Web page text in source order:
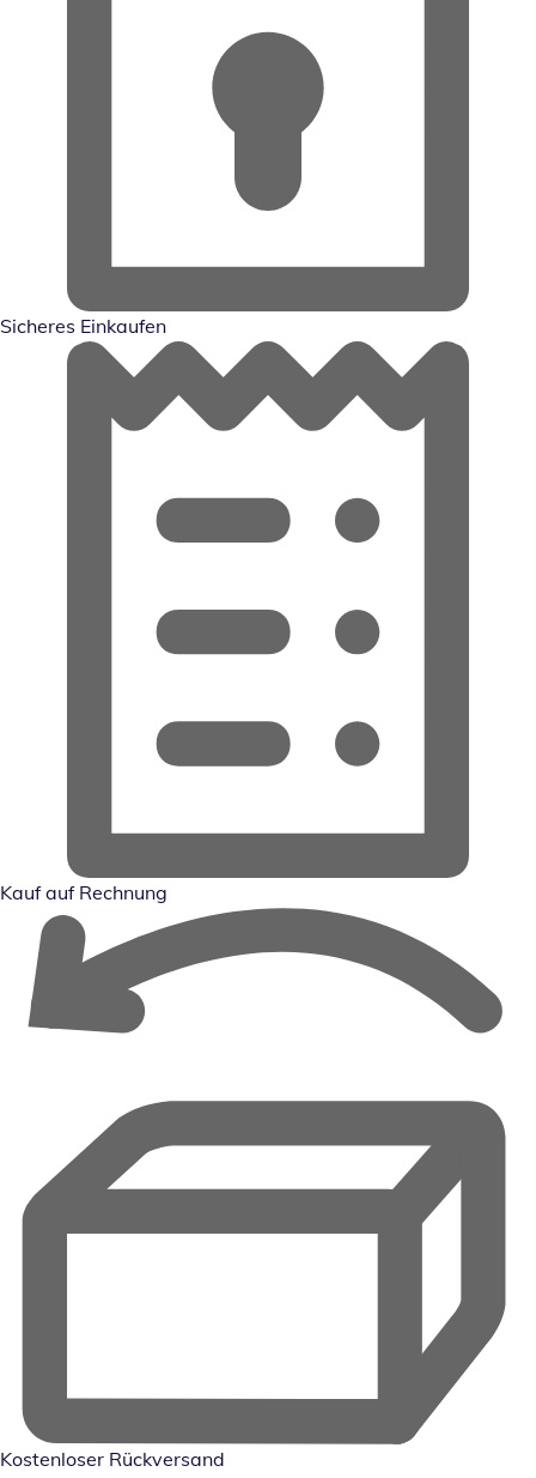
Sicheres Einkaufen
Kauf auf Rechnung
Kostenloser Rückversand